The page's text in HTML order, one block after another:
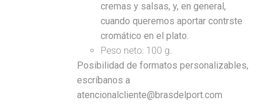
cremas y salsas, y, en general,
cuando queremos aportar contrste
cromático en el plato.
Peso neto: 100 g.
Posibilidad de formatos personalizables,
escríbanos a
atencionalcliente@brasdelport.com